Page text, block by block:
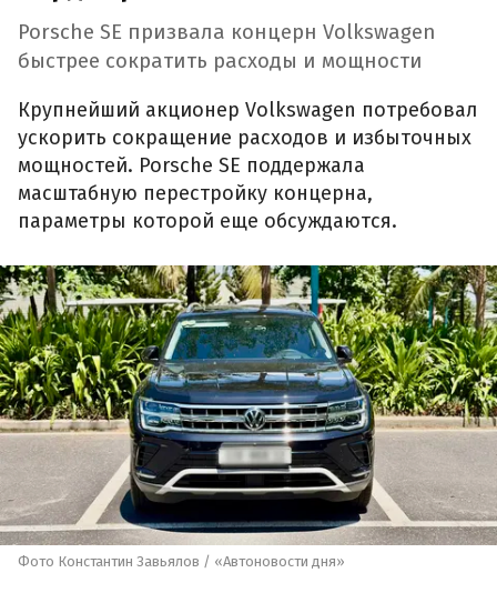
Porsche SE призвала концерн Volkswagen
быстрее сократить расходы и мощности
Крупнейший акционер Volkswagen потребовал
ускорить сокращение расходов и избыточных
мощностей. Porsche SE поддержала
масштабную перестройку концерна,
параметры которой еще обсуждаются.
Фото Константин Завьялов / «Автоновости дня»